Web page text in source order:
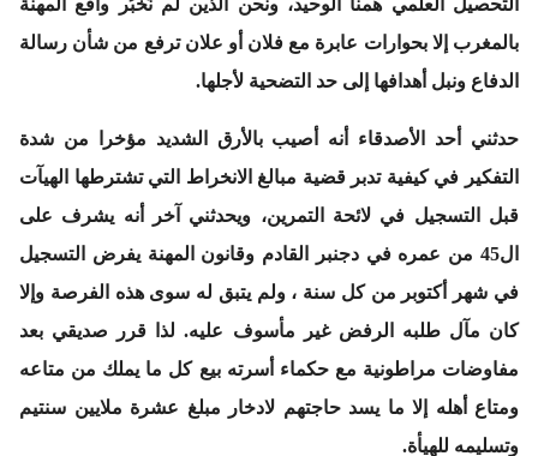
التحصيل العلمي همنا الوحيد، ونحن الذين لم نَخْبُر واقع المهنة
بالمغرب إلا بحوارات عابرة مع فلان أو علان ترفع من شأن رسالة
الدفاع ونبل أهدافها إلى حد التضحية لأجلها.
حدثني أحد الأصدقاء أنه أصيب بالأرق الشديد مؤخرا من شدة
التفكير في كيفية تدبر قضية مبالغ الانخراط التي تشترطها الهيآت
قبل التسجيل في لائحة التمرين، ويحدثني آخر
أنه يشرف على
ال45 من عمره في دجنبر القادم وقانون المهنة يفرض التسجيل
في شهر أكتوبر من كل سنة ، ولم يتبق له سوى هذه الفرصة وإلا
كان مآل طلبه الرفض غير مأسوف عليه. لذا قرر صديقي بعد
مفاوضات مراطونية مع حكماء أسرته بيع كل ما يملك من متاعه
ومتاع أهله إلا ما يسد حاجتهم لادخار مبلغ عشرة ملايين سنتيم
وتسليمه للهيأة.